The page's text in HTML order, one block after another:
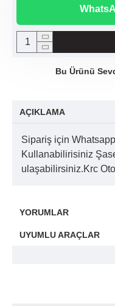
Bu Ürünü
AÇIKLAMA
Sipariş için Whatsapp
Kullanabilirisiniz
ulaşabilirsiniz.Krc
YORUMLAR
UYUMLU ARAÇLAR